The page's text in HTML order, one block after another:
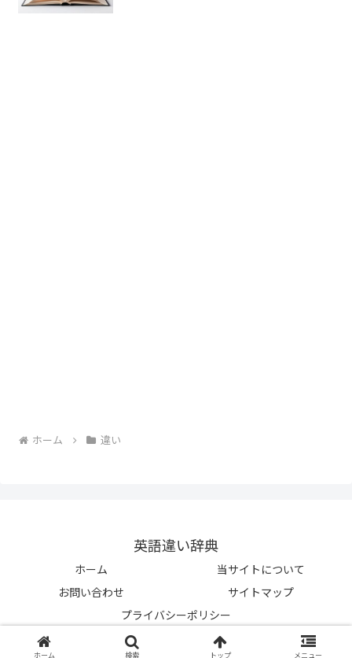
ホーム 違い
英語違い辞典
ホーム
当サイトについて
お問い合わせ
サイトマップ
プライバシーポリシー
© 2023-2026 英語違い辞典.
ホーム 検索 トップ メニュー